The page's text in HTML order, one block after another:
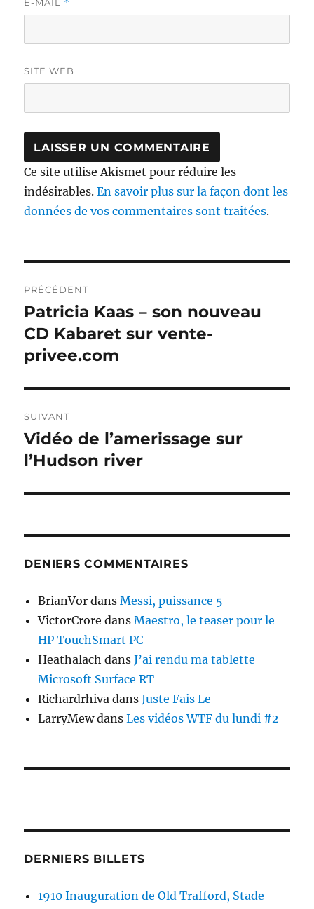
E-MAIL *
SITE WEB
Ce site utilise Akismet pour réduire les
indésirables.En savoir plus sur la façon dont les
données de vos commentaires sont traitées.
de
l’article
PRÉCÉDENT
Publication
précédente :
Patricia Kaas – son nouveau
CD Kabaret sur vente-
privee.com
SUIVANT
Publication
suivante :
Vidéo de l’amerissage sur
l’Hudson river
DENIERS COMMENTAIRES
BrianVor dansMessi, puissance 5
VictorCrore dansMaestro, le teaser pour le
HP TouchSmart PC
Heathalach dansJ’ai rendu ma tablette
Microsoft Surface RT
Richardrhiva dansJuste Fais Le
LarryMewdansLes vidéos WTF du lundi #2
DERNIERS BILLETS
1910 Inauguration de Old Trafford, Stade